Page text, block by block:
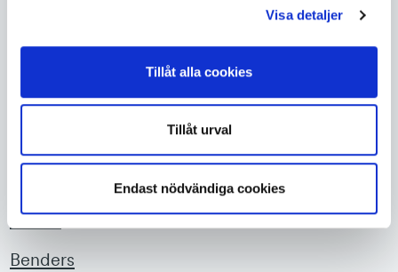
Visa detaljer
Tillåt alla cookies
Tillåt urval
Endast nödvändiga cookies
för samarbete – vi söker alltid nya partners för
utveckling av nya scenarier och stationer.
Kontakta oss för att bli samarbetspartner
Binsell
Benders